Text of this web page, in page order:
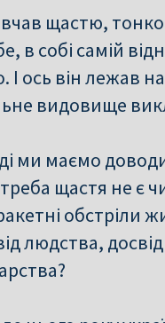
щастю,
в собі самій
ось він лежав
видовище
ми маємо
щастя не є
обстріли
людства,